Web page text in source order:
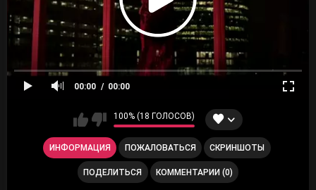
00:00 00:00
100% (18 ГОЛОСОВ)
ИНФОРМАЦИЯ ПОЖАЛОВАТЬСЯ СКРИНШОТЫ
ПОДЕЛИТЬСЯ КОММЕНТАРИИ (0)